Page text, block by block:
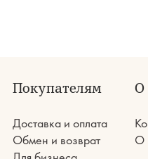
Покупателям
Доставка и оплата
Обмен и возврат
О
О